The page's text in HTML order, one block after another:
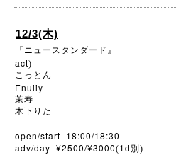
12/3(木)
『ニュースタンダード』
act)
こっとん
Enuiiy
茉寿
木下りた
open/start 18:00/18:30
adv/day ¥2500/¥3000(1d 別)